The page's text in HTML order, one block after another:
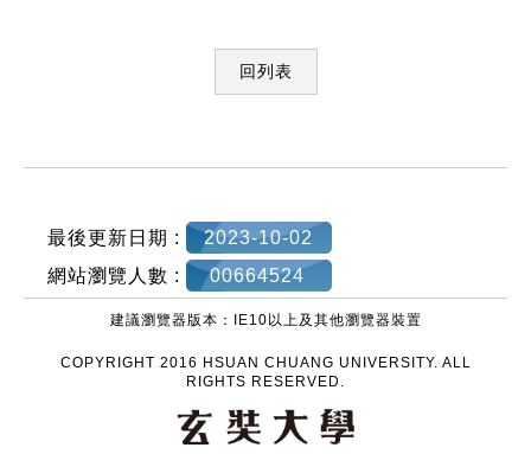
回列表
最後更新日期 :
2023-10-02
網站瀏覽人數 :
00664524
建議瀏覽器版本：IE10以上及其他瀏覽器裝置
COPYRIGHT 2016 HSUAN CHUANG UNIVERSITY. ALL
RIGHTS RESERVED.